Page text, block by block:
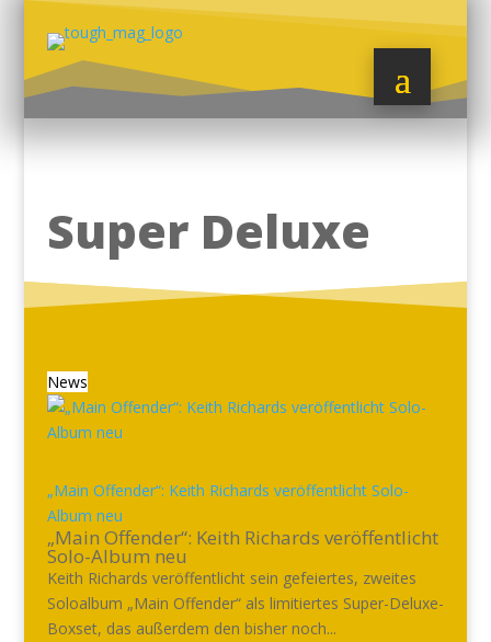
Super Deluxe
News
„Main Offender“: Keith Richards veröffentlicht Solo-
Album neu
„Main Offender“: Keith Richards veröffentlicht
Solo-Album neu
Keith Richards veröffentlicht sein gefeiertes, zweites
Soloalbum „Main Offender“ als limitiertes Super-Deluxe-
Boxset, das außerdem den bisher noch...